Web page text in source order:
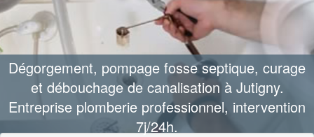
Dégorgement, pompage fosse septique, curage
et débouchage de canalisation à Jutigny.
Entreprise plomberie professionnel, intervention
7j/24h.